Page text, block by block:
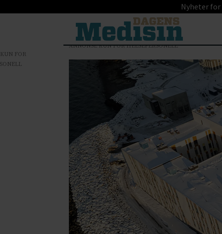
Nyheter
ANNONSE KUN FOR HELSEPERSONELL
FOR